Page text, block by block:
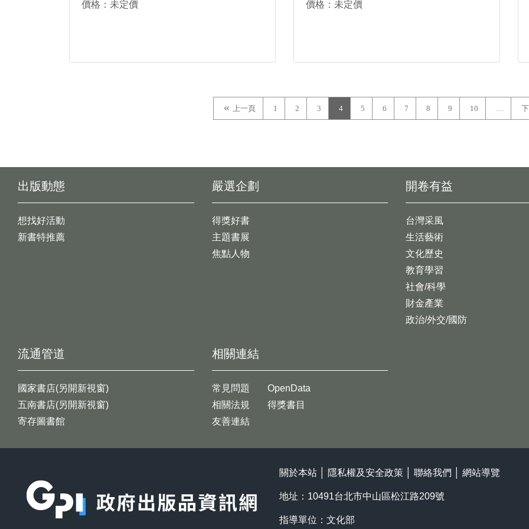
價格：未定價
價格：未定價
上一頁 1 2 3 4 5 6 7 8 9 10 …
出版動態
想找好活動
新書特推薦
開卷有益
台灣采風
生活藝術
文化歷史
教育學習
社會/科學
財金產業
政治/外交/國防
嚴選企劃
得獎好書
主題書展
焦點人物
流通管道
國家書店(另開新視窗)
五南書店(另開新視窗)
寄存圖書館
相關連結
常見問題
相關法規
友善連結
OpenData
得獎書目
關於本站 隱私權及安全政策 聯絡我們 網站導覽
地址：10491台北市中山區松江路209號
指導單位：文化部